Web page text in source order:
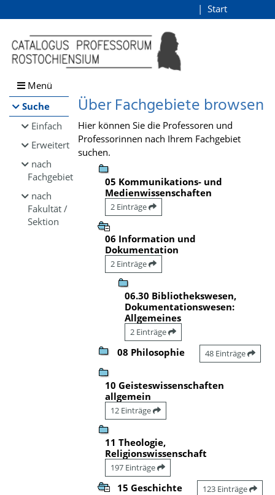
Browsen
direkt zum Inhalt
Start
Menü
Suche
Einfach
Erweitert
nach
Fachgebiet
nach
Fakultät /
Sektion
Über Fachgebiete browsen
Hier können Sie die Professoren und
Professorinnen nach Ihrem Fachgebiet
suchen.
05 Kommunikations- und
Medienwissenschaften
2 Einträge
06 Information und
Dokumentation
2 Einträge
06.30 Bibliothekswesen,
Dokumentationswesen:
Allgemeines
2 Einträge
08 Philosophie 48 Einträge
10 Geisteswissenschaften
allgemein
12 Einträge
11 Theologie,
Religionswissenschaft
197 Einträge
15 Geschichte 123 Einträge